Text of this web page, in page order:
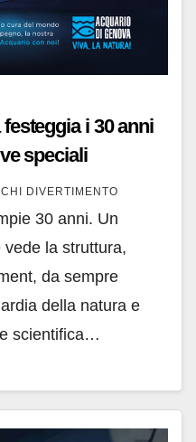
i 30 anni
speciali
DIVERTIMENTO
30 anni. Un
la struttura,
da sempre
della natura e
scientifica…